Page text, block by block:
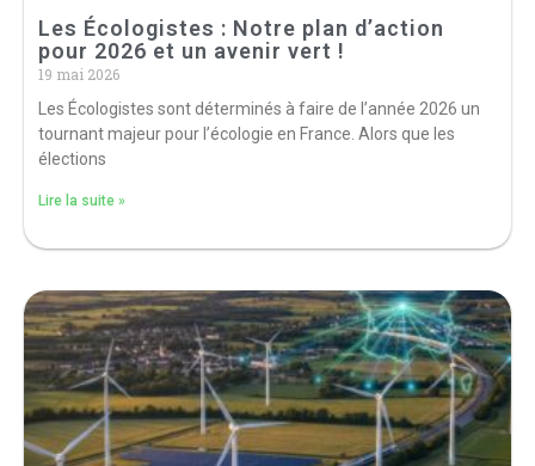
Les Écologistes : Notre plan d’action
pour 2026 et un avenir vert !
19 mai 2026
Les Écologistes sont déterminés à faire de l’année 2026 un
tournant majeur pour l’écologie en France. Alors que les
élections
Lire la suite »